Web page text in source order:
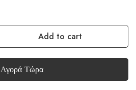
Add to cart
Αγορά Τώρα